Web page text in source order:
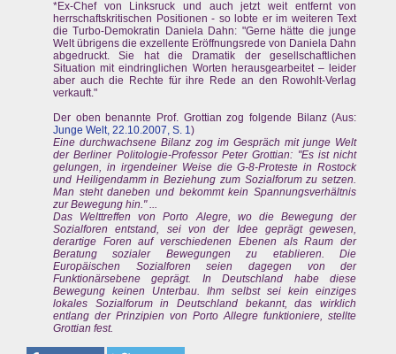
*Ex-Chef von Linksruck und auch jetzt weit entfernt von
herrschaftskritischen Positionen - so lobte er im weiteren Text
die Turbo-Demokratin Daniela Dahn: "Gerne hätte die junge
Welt übrigens die exzellente Eröffnungsrede von Daniela Dahn
abgedruckt. Sie hat die Dramatik der gesellschaftlichen
Situation mit eindringlichen Worten herausgearbeitet – leider
aber auch die Rechte für ihre Rede an den Rowohlt-Verlag
verkauft."
Der oben benannte Prof. Grottian zog folgende Bilanz (Aus:
Junge Welt, 22.10.2007, S. 1)
Eine durchwachsene Bilanz zog im Gespräch mit junge Welt
der Berliner Politologie-Professor Peter Grottian: "Es ist nicht
gelungen, in irgendeiner Weise die G-8-Proteste in Rostock
und Heiligendamm in Beziehung zum Sozialforum zu setzen.
Man steht daneben und bekommt kein Spannungsverhältnis
zur Bewegung hin." ...
Das Welttreffen von Porto Alegre, wo die Bewegung der
Sozialforen entstand, sei von der Idee geprägt gewesen,
derartige Foren auf verschiedenen Ebenen als Raum der
Beratung sozialer Bewegungen zu etablieren. Die
Europäischen Sozialforen seien dagegen von der
Funktionärsebene geprägt. In Deutschland habe diese
Bewegung keinen Unterbau. Ihm selbst sei kein einziges
lokales Sozialforum in Deutschland bekannt, das wirklich
entlang der Prinzipien von Porto Allegre funktioniere, stellte
Grottian fest.